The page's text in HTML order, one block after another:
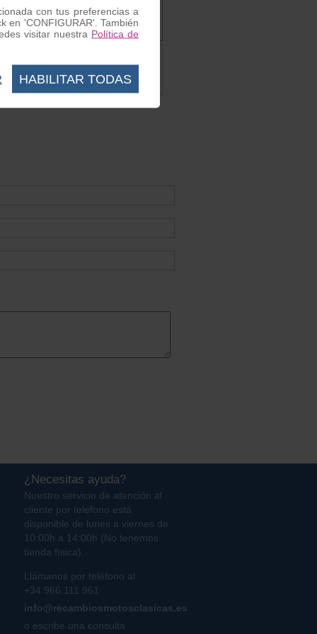
19.40 €
¿Necesitas ayuda?
Nuestro servicio de atención al
cliente por telefono está
disponible de lunes a viernes de
10:00h a 14:00h (No tenemos
tienda física).
Llámanos por teléfono al
+34 966 111 961
info@recambiosmotosclasicas.es
o escribe una consulta
con tus preferencias a
en 'CONFIGURAR'. También
visitar nuestra Política de
HABILITAR TODAS